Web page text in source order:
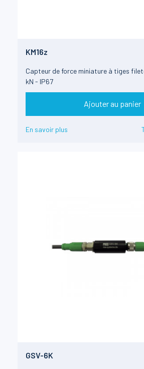
KM16z
Capteur de force miniature à tiges
kN - IP67
Ajouter au panier
En savoir plus
GSV-6K